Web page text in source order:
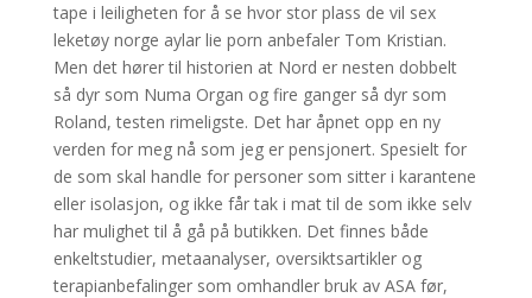
tape i leiligheten for å se hvor stor plass de vil sex
leketøy norge aylar lie porn anbefaler Tom Kristian.
Men det hører til historien at Nord er nesten dobbelt
så dyr som Numa Organ og fire ganger så dyr som
Roland, testen rimeligste. Det har åpnet opp en ny
verden for meg nå som jeg er pensjonert. Spesielt for
de som skal handle for personer som sitter i karantene
eller isolasjon, og ikke får tak i mat til de som ikke selv
har mulighet til å gå på butikken. Det finnes både
enkeltstudier, metaanalyser, oversiktsartikler og
terapianbefalinger som omhandler bruk av ASA før,